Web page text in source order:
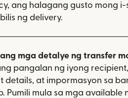
ang halagang gusto mong i-
ng delivery.
ang mga detalye ng transfer
pangalan ng iyong recipient,
details, at impormasyon sa
Pumili mula sa mga available